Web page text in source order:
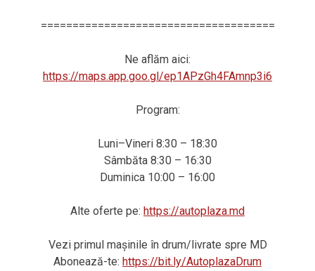
=====================================
Ne aflăm aici:
https://maps.app.goo.gl/ep1APzGh4FAmnp3i6
Program:
Luni–Vineri 8:30 – 18:30
Sâmbăta 8:30 – 16:30
Duminica 10:00 – 16:00
Alte oferte pe: https://autoplaza.md
Vezi primul mașinile în drum/livrate spre MD
Abonează-te: https://bit.ly/AutoplazaDrum